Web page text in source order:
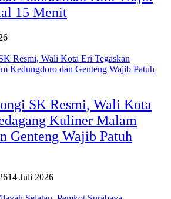
15 Menit
SK Resmi, Wali Kota
Kuliner Malam
Genteng Wajib Patuh
14 Juli 2026